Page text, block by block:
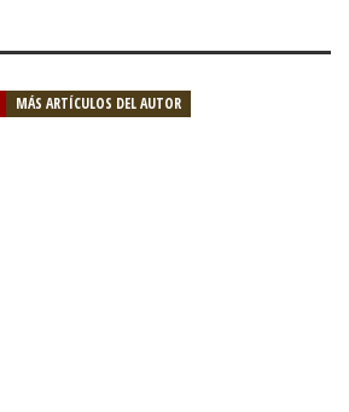
MÁS ARTÍCULOS DEL AUTOR